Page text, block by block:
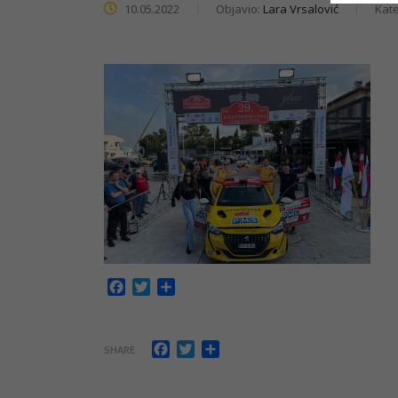
10.05.2022 Objavio: Lara Vrsalović
Facebook
Twitter
SHARE Facebook
Twitter